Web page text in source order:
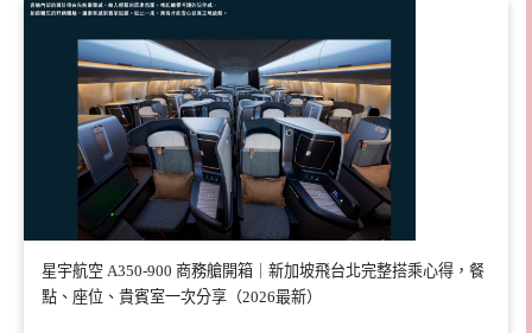
星宇航空 A350-900 商務艙開箱｜新加坡飛台北完整搭乘心得，餐
點、座位、貴賓室一次分享（2026最新）